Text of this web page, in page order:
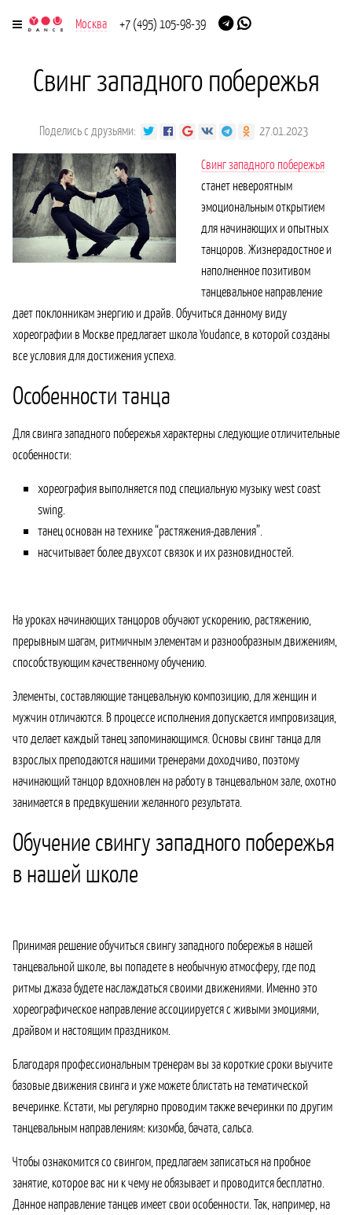
Москва +7 (495) 105-98-39
Свинг западного побережья
Поделись с друзьями: 27.01.2023
Свинг западного побережья
станет невероятным
эмоциональным открытием
для начинающих и опытных
танцоров. Жизнерадостное и
наполненное позитивом
танцевальное направление
дает поклонникам энергию и драйв. Обучиться данному виду
хореографии в Москве предлагает школа Youdance, в которой созданы
все условия для достижения успеха.
Особенности танца
Для свинга западного побережья характерны следующие отличительные
особенности:
хореография выполняется под специальную музыку west coast
swing.
танец основан на технике “растяжения-давления”.
насчитывает более двухсот связок и их разновидностей.
На уроках начинающих танцоров обучают ускорению, растяжению,
прерывным шагам, ритмичным элементам и разнообразным движениям,
способствующим качественному обучению.
Элементы, составляющие танцевальную композицию, для женщин и
мужчин отличаются. В процессе исполнения допускается импровизация,
что делает каждый танец запоминающимся. Основы свинг танца для
взрослых преподаются нашими тренерами доходчиво, поэтому
начинающий танцор вдохновлен на работу в танцевальном зале, охотно
занимается в предвкушении желанного результата.
Обучение свингу западного побережья
в нашей школе
Принимая решение обучиться свингу западного побережья в нашей
танцевальной школе, вы попадете в необычную атмосферу, где под
ритмы джаза будете наслаждаться своими движениями. Именно это
хореографическое направление ассоциируется с живыми эмоциями,
драйвом и настоящим праздником.
Благодаря профессиональным тренерам вы за короткие сроки выучите
базовые движения свинга и уже можете блистать на тематической
вечеринке. Кстати, мы регулярно проводим также вечеринки по другим
танцевальным направлениям: кизомба, бачата, сальса.
Чтобы ознакомится со свингом, предлагаем записаться на пробное
занятие, которое вас ни к чему не обязывает и проводится бесплатно.
Данное направление танцев имеет свои особенности. Так, например, на